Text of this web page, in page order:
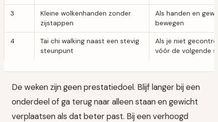
3
Kleine wolkenhanden zonder
zijstappen
Als handen en
bewegen
4
Tai chi walking naast een stevig
steunpunt
Als je niet
vóór de volgende
De weken zijn geen prestatiedoel. Blijf langer bij een
onderdeel of ga terug naar alleen staan en gewicht
verplaatsen als dat beter past. Bij een verhoogd